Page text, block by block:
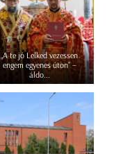
„A te jó Lelked vezessen
engem egyenes úton” –
áldo...